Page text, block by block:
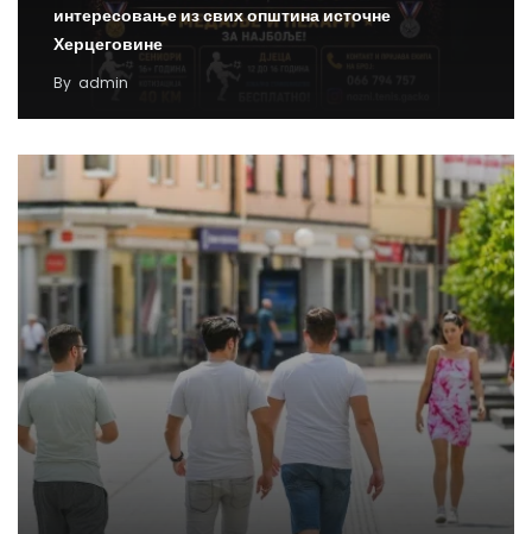
интересовање из свих општина источне
Херцеговине
By admin